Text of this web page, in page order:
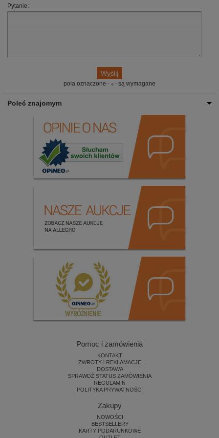
Pytanie:
pola oznaczone - - są wymagane
Poleć znajomym
Pomoc i zamówienia
KONTAKT
ZWROTY I REKLAMACJE
DOSTAWA
SPRAWDŹ STATUS ZAMÓWIENIA
REGULAMIN
POLITYKA PRYWATNOŚCI
Zakupy
NOWOŚCI
BESTSELLERY
KARTY PODARUNKOWE